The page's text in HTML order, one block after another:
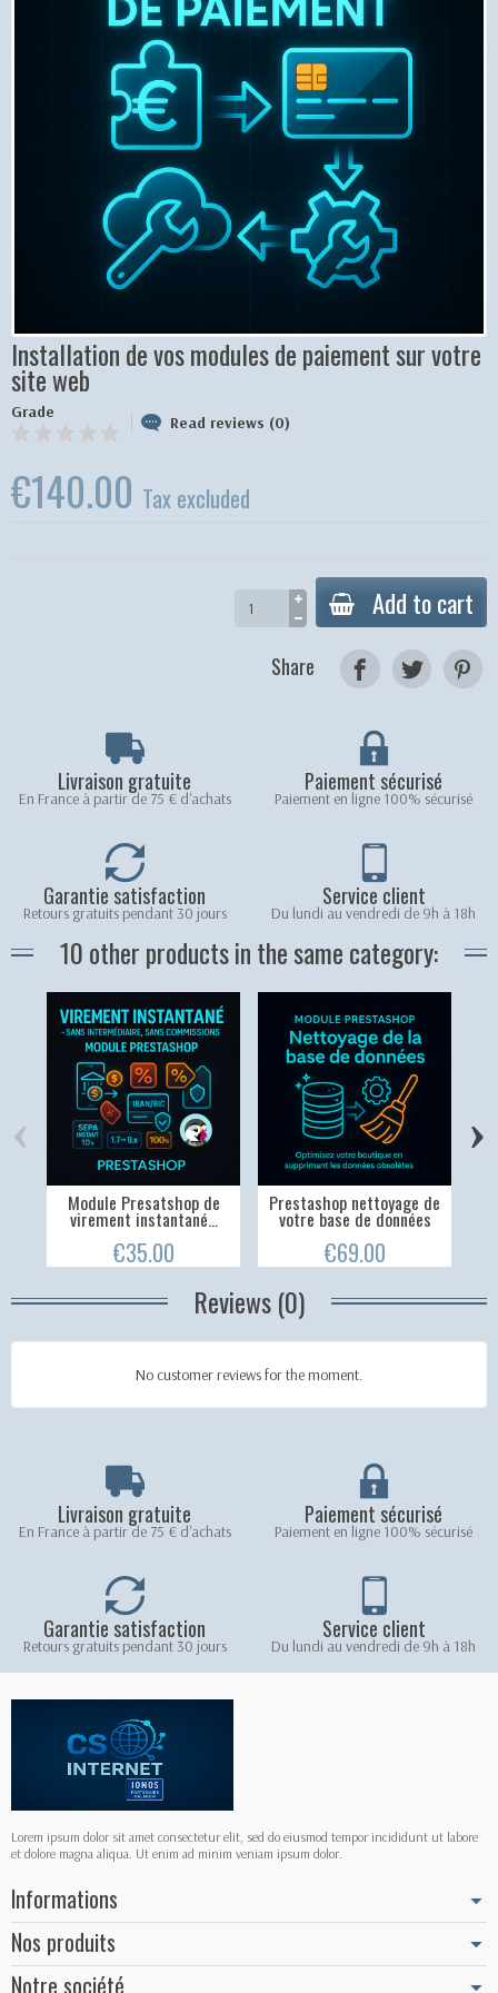
Installation de vos modules de paiement sur votre
site web
Grade
Read reviews (0)
€140.00 Tax excluded
Add to cart
Share
Livraison gratuite
En France à partir de 75 € d'achats
Paiement sécurisé
Paiement en ligne 100% sécurisé
Garantie satisfaction
Retours gratuits pendant 30 jours
Service client
Du lundi au vendredi de 9h à 18h
10 other products in the same category:
Module Presatshop de
virement instantané...
€35.00
Prestashop nettoyage de
votre base de données
€69.00
‹ ›
Reviews (0)
No customer reviews for the moment.
Livraison gratuite
En France à partir de 75 € d'achats
Paiement sécurisé
Paiement en ligne 100% sécurisé
Garantie satisfaction
Retours gratuits pendant 30 jours
Service client
Du lundi au vendredi de 9h à 18h
Lorem ipsum dolor sit amet consectetur elit, sed do eiusmod tempor incididunt ut labore
et dolore magna aliqua. Ut enim ad minim veniam ipsum dolor.
Informations
Nos produits
Notre société